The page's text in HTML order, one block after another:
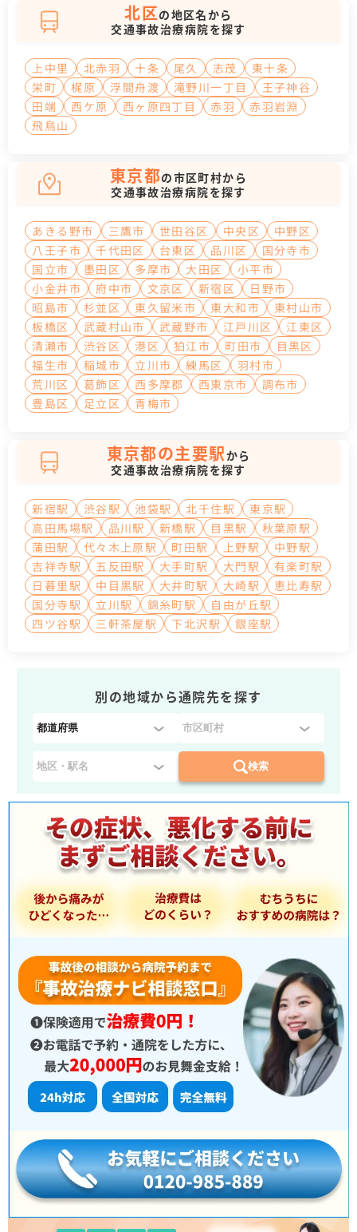
北区の地区名から
交通事故治療病院を探す
上中里 北赤羽 十条 尾久 志茂
東十条
栄町
梶原 浮間舟渡 滝野川一丁目
王子神谷
田端
西ケ原 西ヶ原四丁目 赤羽
赤羽岩淵
飛鳥山
東京都の市区町村から
交通事故治療病院を探す
あきる野市 三鷹市 世田谷区 中央区
中野区
八王子市
千代田区 台東区 品川区
国分寺市
国立市
墨田区 多摩市 大田区
小平市
小金井市
府中市 文京区 新宿区
日野市
昭島市
杉並区 東久留米市 東大和市
東村山市
板橋区
武蔵村山市 武蔵野市 江戸川区
江東区
清瀬市
渋谷区 港区 狛江市 町田市
目黒区
福生市
稲城市 立川市 練馬区
羽村市
荒川区
葛飾区 西多摩郡 西東京市
調布市
豊島区
足立区 青梅市
東京都の主要駅から
交通事故治療病院を探す
新宿駅 渋谷駅 池袋駅 北千住駅
東京駅
高田馬場駅
品川駅 新橋駅 目黒駅
秋葉原駅
蒲田駅
代々木上原駅 町田駅 上野駅
中野駅
吉祥寺駅
五反田駅 大手町駅 大門駅
有楽町駅
日暮里駅
中目黒駅 大井町駅 大崎駅
恵比寿駅
国分寺駅
立川駅 錦糸町駅
自由が丘駅
四ツ谷駅
三軒茶屋駅 下北沢駅 銀座駅
別の地域から通院先を探す
都
県
を
選
択
：
検索